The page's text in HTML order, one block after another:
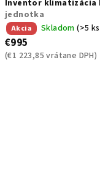
Inventor klimatizácia
jednotka
Akcia Skladom(>5
€995
(€1 223,85 vrátane DPH)